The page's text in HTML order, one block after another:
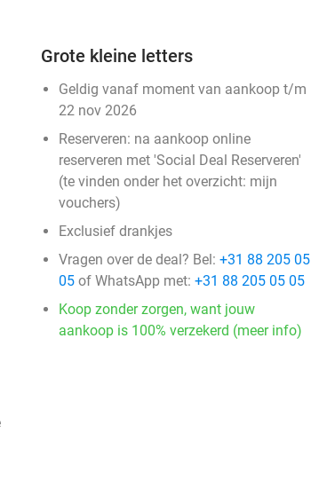
Grote kleine letters
Geldig vanaf moment van aankoop t/m
22 nov 2026
Reserveren: na aankoop online
reserveren met 'Social Deal Reserveren'
(te vinden onder het overzicht: mijn
vouchers)
Exclusief drankjes
Vragen over de deal? Bel: +31 88 205 05
05 of WhatsApp met: +31 88 205 05 05
Koop zonder zorgen, want jouw
aankoop is 100% verzekerd (meer info)